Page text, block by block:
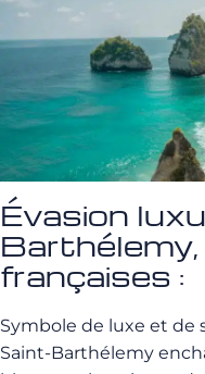
Évasion
françaises :
Symbole de luxe et de
Saint-Barthélemy